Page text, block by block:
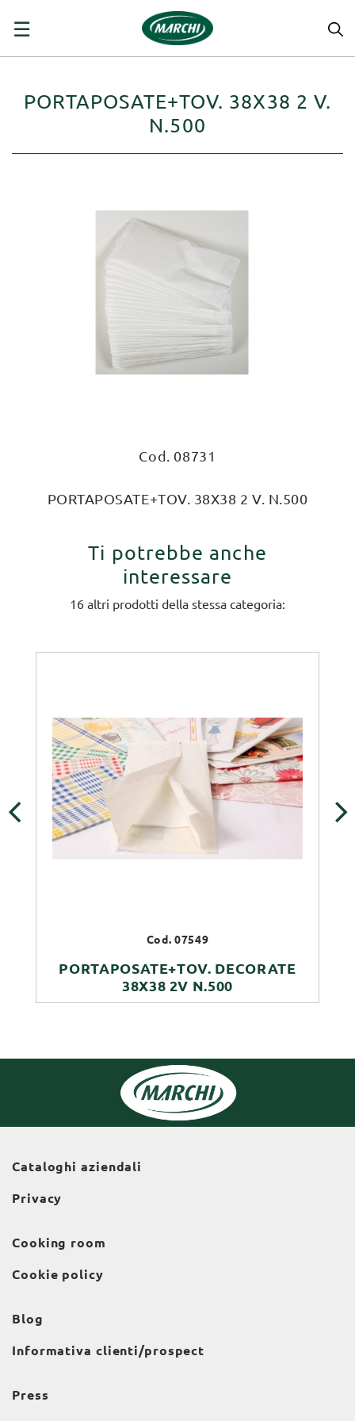
navigazione
☰
PORTAPOSATE+TOV. 38X38 2 V.
N.500
Cod. 08731
PORTAPOSATE+TOV. 38X38 2 V. N.500
Ti potrebbe anche
interessare
16 altri prodotti della stessa categoria:
Cod. 07549
PORTAPOSATE+TOV. DECORATE
38X38 2V N.500
Cataloghi aziendali
Privacy
Cooking room
Cookie policy
Blog
Informativa clienti/prospect
Press